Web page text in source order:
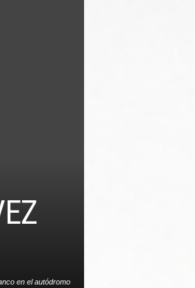
en el autódromo